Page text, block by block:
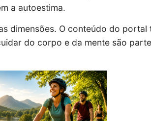
a autoestima.
dimensões. O conteúdo do portal
do corpo e da mente são